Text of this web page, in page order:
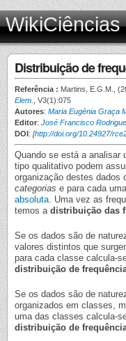
WikiCiências
Distribuição de
Referência : Martins, E.G.M.,
Elem.
, V3(1):075
Autores: Maria Eugénia Graça
Editor: José Francisco
DOI: [http://doi.org/10.24927/
Quando se está a analisar
tipo qualitativo podem
organização destes dados
categorias e para cada
absoluta. Uma vez as
temos a distribuição das
Se os dados são de
valores distintos que
para cada classe calcula-
distribuição de
Se os dados são de
organizados em classes,
uma das classes calcula-
distribuição de